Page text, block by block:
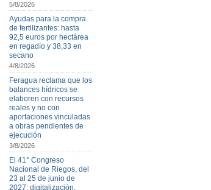
5/8/2026
Ayudas para la compra
de fertilizantes: hasta
92,5 euros por hectárea
en regadío y 38,33 en
secano
4/8/2026
Feragua reclama que los
balances hídricos se
elaboren con recursos
reales y no con
aportaciones vinculadas
a obras pendientes de
ejecución
3/8/2026
El 41° Congreso
Nacional de Riegos, del
23 al 25 de junio de
2027: digitalización,